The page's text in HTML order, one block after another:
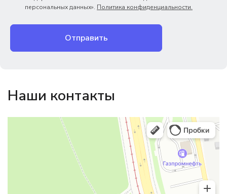
персональных данных». Политика конфиденциальности.
Отправить
Наши контакты
Магазин резинотехники
Резиновые и резинотехнические изделия в Екатеринбурге
Садовый инвентарь и техника в Екатеринбурге